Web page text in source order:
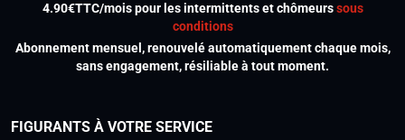
4.90€TTC/mois pour les intermittents et chômeurssous
conditions
Abonnement mensuel, renouvelé automatiquement chaque mois,
sans engagement, résiliable à tout moment.
FIGURANTS À VOTRE SERVICE